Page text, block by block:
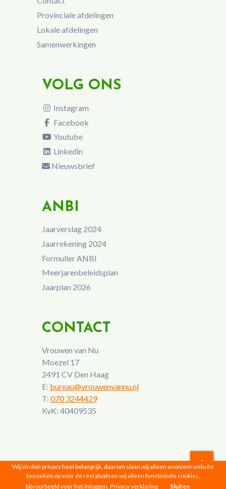
Provinciale afdelingen
Lokale afdelingen
Samenwerkingen
VOLG ONS
Instagram
Facebook
Youtube
Linkedin
Nieuwsbrief
ANBI
Jaarverslag 2024
Jaarrekening 2024
Formulier ANBI
Meerjarenbeleidsplan
Jaarplan 2026
CONTACT
Vrouwen van Nu
Moezel 17
2491 CV Den Haag
E: bureau@vrouwenvannu.nl
T: 070 3244429
KvK: 40409535
Vrouwen van Nu © 2026 |Privacyverklaring
Wij vinden privacy heel belangrijk, daarom slaan wij alleen anoniem website
bezoeken op voor de rest plaatsen wij alleen functionele cookies,
bijvoorbeeld voor het inloggen. Privacy verklaring Sluiten